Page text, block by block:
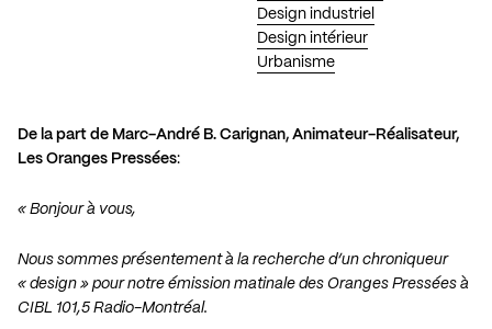
Design industriel
Design intérieur
Urbanisme
De la part de Marc-André B. Carignan, Animateur-Réalisateur,
Les Oranges Pressées:
« Bonjour à vous,
Nous sommes présentement à la recherche d’un chroniqueur
« design » pour notre émission matinale des Oranges Pressées à
CIBL 101,5 Radio-Montréal.